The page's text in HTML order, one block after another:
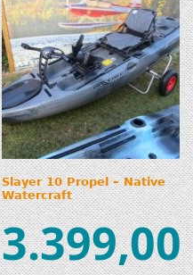
Slayer 10 Propel – Native
Watercraft
3.399,00